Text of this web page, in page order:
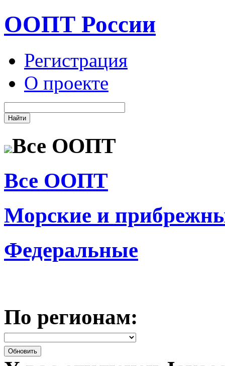
ООПТ России
Регистрация
О проекте
Все ООПТ
Все ООПТ
Морские и
Федеральные
По регионам: